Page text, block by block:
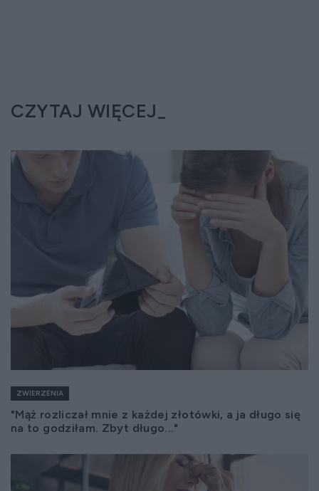
CZYTAJ WIĘCEJ
ZWIERZENIA
"Mąż rozliczał mnie z każdej złotówki, a ja długo się
na to godziłam. Zbyt długo..."